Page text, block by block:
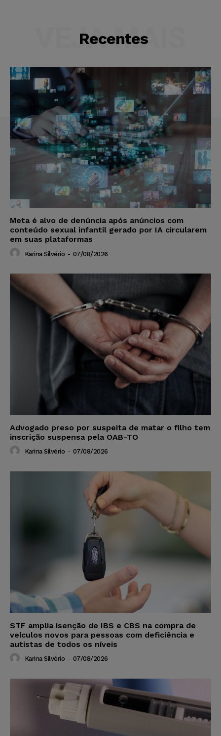
Recentes
VEJA MAIS
Meta é alvo de denúncia após anúncios com
conteúdo sexual infantil gerado por IA circularem
em suas plataformas
Karina Silvério - 07/08/2026
Advogado preso por suspeita de matar o filho tem
inscrição suspensa pela OAB-TO
Karina Silvério - 07/08/2026
STF amplia isenção de IBS e CBS na compra de
veículos novos para pessoas com deficiência e
autistas de todos os níveis
Karina Silvério - 07/08/2026